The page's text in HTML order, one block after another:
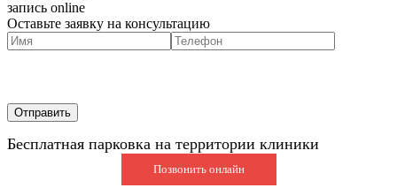
запись online
Оставьте заявку на консультацию
Бесплатная парковка на территории клиники
Позвонить онлайн